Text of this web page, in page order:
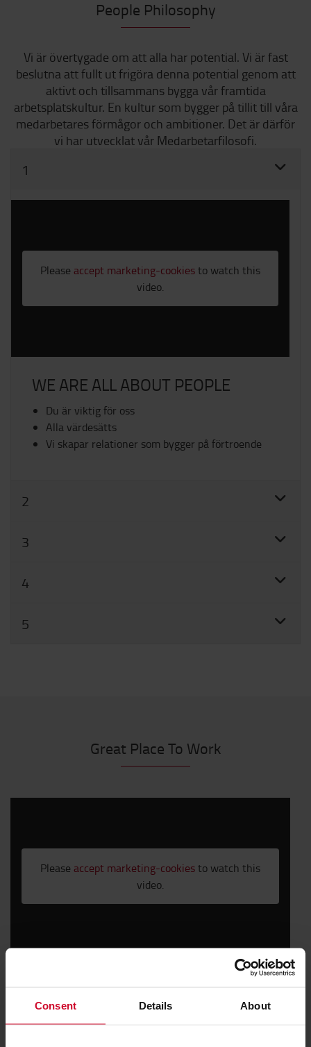
Consent Details About
People Philosophy
Vi är övertygade om att alla har potential. Vi är fast
beslutna att fullt ut frigöra denna potential genom att
aktivt och tillsammans bygga vår framtida
arbetsplatskultur. En kultur som bygger på tillit till våra
medarbetares förmågor och ambitioner. Det är därför
vi har utvecklat vår Medarbetarfilosofi.
1
Please accept marketing-cookiesto watch this
video.
WE ARE​ ALL ABOUT​ PEOPLE
Du är viktig för oss​
Alla värdesätts​
Vi skapar relationer som bygger på förtroende
2
3
4
5
Great Place To Work
Please accept marketing-cookiesto watch this
video.
Great Place To Work är världens största
arbetsplatsstudie av företagskultur och mäter